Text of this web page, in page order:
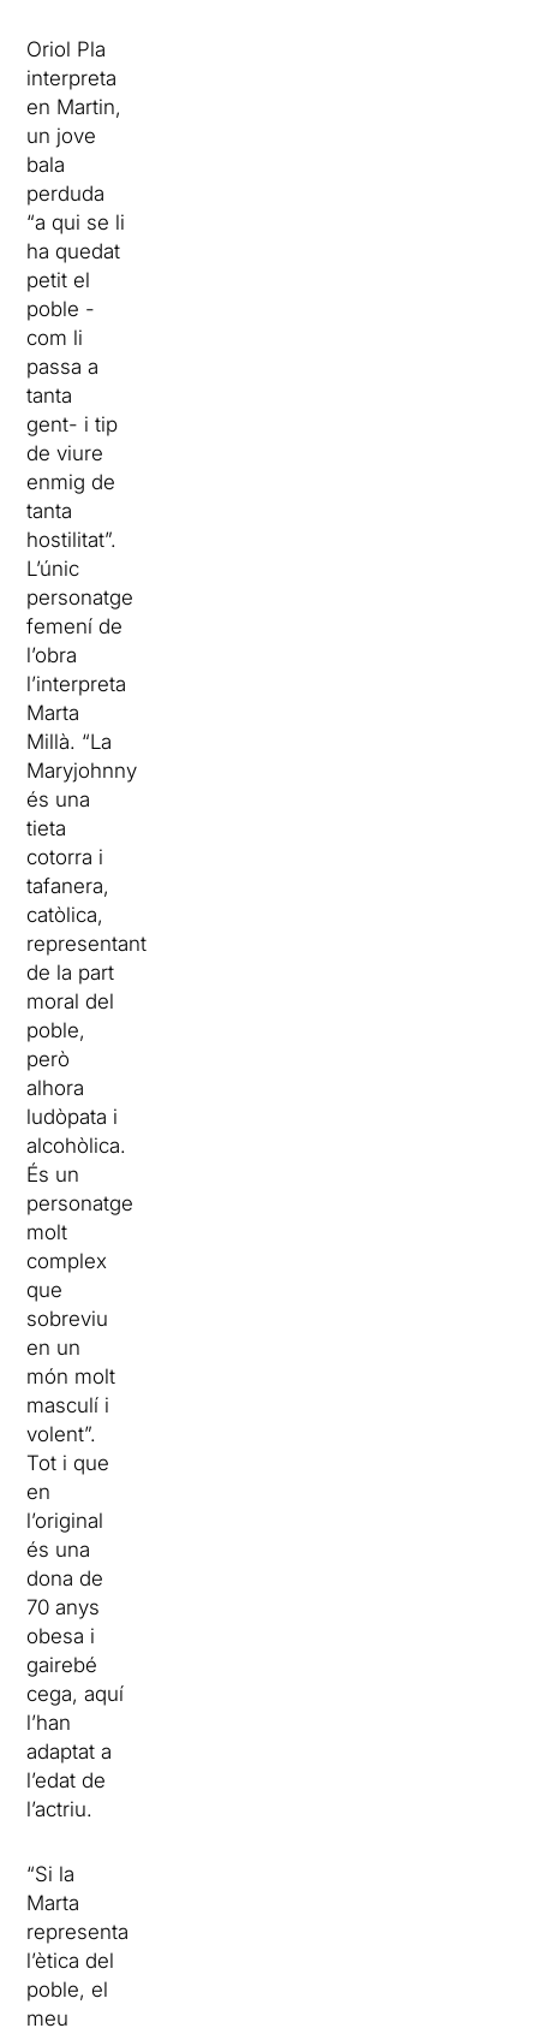
Oriol Pla
interpreta
en Martin,
un jove
bala
perduda
“a qui se li
ha quedat
petit el
poble -
com li
passa a
tanta
gent- i tip
de viure
enmig de
tanta
hostilitat”.
L’únic
personatge
femení de
l’obra
l’interpreta
Marta
Millà. “La
Maryjohnny
és una
tieta
cotorra i
tafanera,
catòlica,
representant
de la part
moral del
poble,
però
alhora
ludòpata i
alcohòlica.
És un
personatge
molt
complex
que
sobreviu
en un
món molt
masculí i
volent”.
Tot i que
en
l’original
és una
dona de
70 anys
obesa i
gairebé
cega, aquí
l’han
adaptat a
l’edat de
l’actriu.
“Si la
Marta
representa
l’ètica del
poble, el
meu